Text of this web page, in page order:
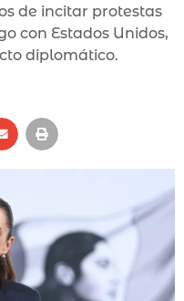
de incitar protestas
con Estados Unidos,
diplomático.